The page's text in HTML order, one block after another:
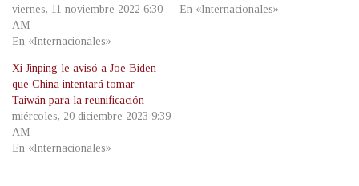
viernes, 11 noviembre 2022 6:30
AM
En «Internacionales»
En «Internacionales»
Xi Jinping le avisó a Joe Biden
que China intentará tomar
Taiwán para la reunificación
miércoles, 20 diciembre 2023 9:39
AM
En «Internacionales»